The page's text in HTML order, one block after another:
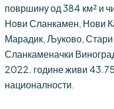
површину од 384 км² и
Нови Сланкамен, Нови
Марадик, Љуково,
Сланкаменачки
2022. године живи
националности.